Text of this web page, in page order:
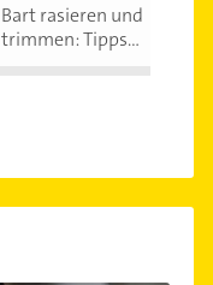
Bart rasieren und
trimmen: Tipps...